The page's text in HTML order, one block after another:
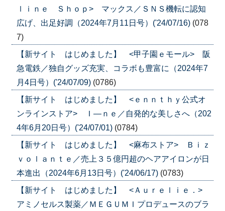
ｌｉｎｅ Ｓｈｏｐ> マックス／ＳＮＳ機転に認知
広げ、出足好調（2024年7月11日号）('24/07/16) (078
7)
【新サイト はじめました】 <甲子園ｅモール> 阪
急電鉄／独自グッズ充実、コラボも豊富に（2024年7
月4日号）('24/07/09) (0786)
【新サイト はじめました】 <ｅｎｎｔｈｙ公式オ
ンラインストア> Ｉ―ｎｅ／自発的な美しさへ（202
4年6月20日号）('24/07/01) (0784)
【新サイト はじめました】 <麻布ストア> Ｂｉｚ
ｖｏｌａｎｔｅ／売上３５億円超のヘアアイロンが日
本進出（2024年6月13日号）('24/06/17) (0783)
【新サイト はじめました】 <Ａｕｒｅｌｉｅ．>
アミノセルス製薬／ＭＥＧＵＭＩプロデュースのブラ